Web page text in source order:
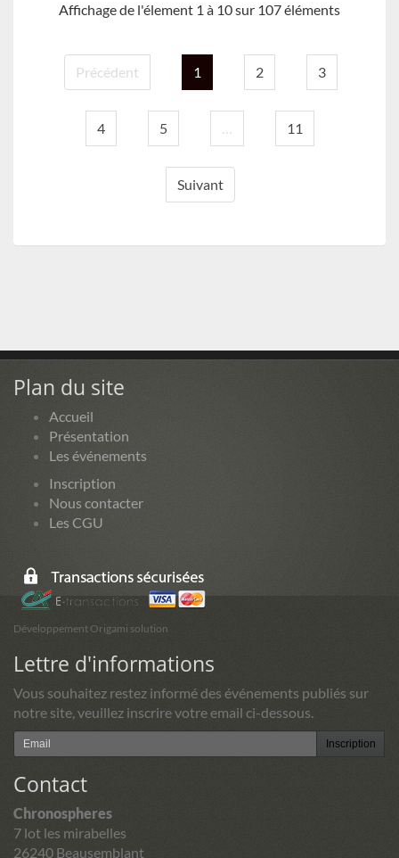
Affichage de l'élement 1 à 10 sur 107 éléments
Précédent 1 2 3
4 5 … 11
Suivant
Plan du site
Accueil
Présentation
Les événements
Inscription
Nous contacter
Les CGU
Développement Origami solution
Lettre d'informations
Vous souhaitez restez informé des événements publiés sur
notre site, veuillez inscrire votre email ci-dessous.
Inscription
Contact
Chronospheres
7 lot les mirabelles
26240 Beausemblant